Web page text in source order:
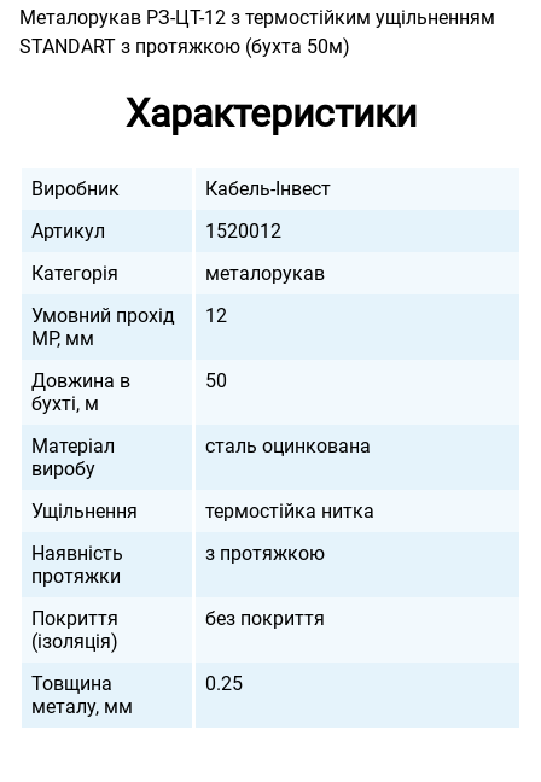
Металорукав РЗ-ЦТ-12 з термостійким ущільненням
STANDART з протяжкою (бухта 50м)
Характеристики
Виробник
Кабель-Інвест
Артикул
1520012
Категорія
металорукав
Умовний прохід
МР, мм
12
Довжина в
бухті, м
50
Матеріал
виробу
сталь оцинкована
Ущільнення
термостійка нитка
Наявність
протяжки
з протяжкою
Покриття
(ізоляція)
без покриття
Товщина
металу, мм
0.25